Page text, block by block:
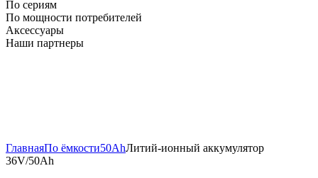
По сериям
По мощности потребителей
Аксессуары
Наши партнеры
ГлавнаяПо ёмкости50AhЛитий-ионный аккумулятор
36V/50Ah